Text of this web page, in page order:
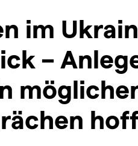
im
–